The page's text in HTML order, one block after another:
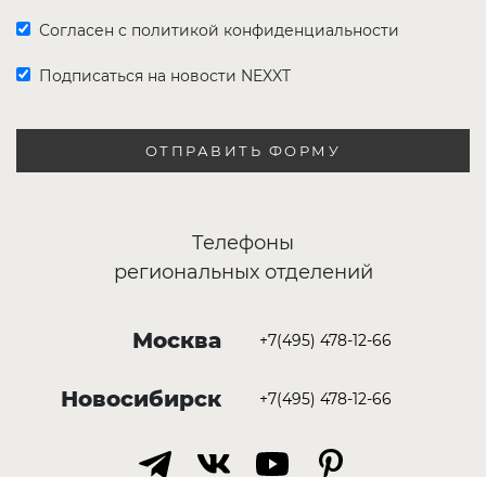
Согласен с политикой конфиденциальности
Подписаться на новости NEXXT
ОТПРАВИТЬ ФОРМУ
Телефоны
региональных отделений
Москва +7(495) 478-12-66
Новосибирск +7(495) 478-12-66